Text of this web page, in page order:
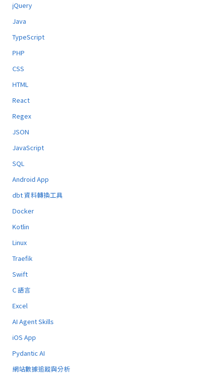
jQuery
Java
TypeScript
PHP
CSS
HTML
React
Regex
JSON
JavaScript
SQL
Android App
dbt 資料轉換工具
Docker
Kotlin
Linux
Traefik
Swift
C 語言
Excel
AI Agent Skills
iOS App
Pydantic AI
網站數據追蹤與分析